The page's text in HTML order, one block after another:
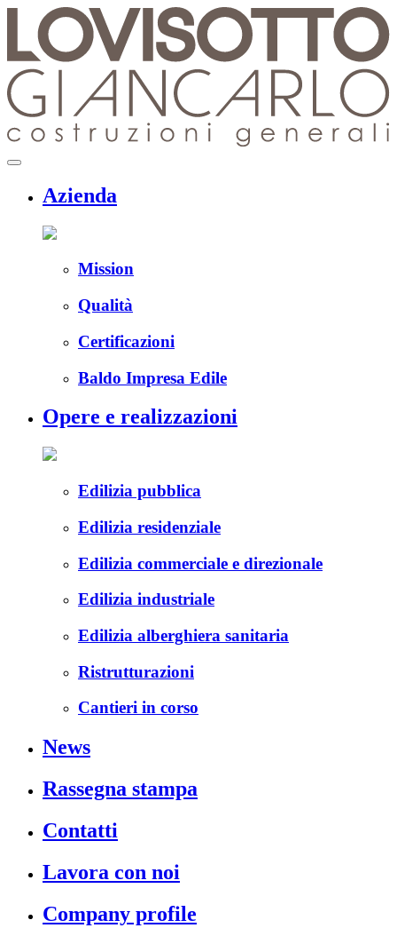
content
menu
Azienda
Mission
Qualità
Certificazioni
Baldo Impresa Edile
Opere e realizzazioni
Edilizia pubblica
Edilizia residenziale
Edilizia commerciale e direzionale
Edilizia industriale
Edilizia alberghiera sanitaria
Ristrutturazioni
Cantieri in corso
News
Rassegna stampa
Contatti
Lavora con noi
Company profile